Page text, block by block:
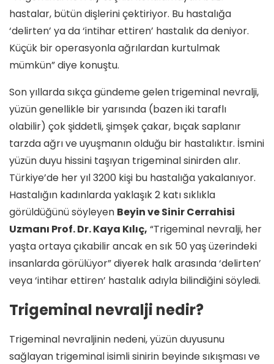
hastalar, bütün dişlerini çektiriyor. Bu hastalığa
‘delirten’ ya da ‘intihar ettiren’ hastalık da deniyor.
Küçük bir operasyonla ağrılardan kurtulmak
mümkün” diye konuştu.
Son yıllarda sıkça gündeme gelentrigeminal nevralji,
yüzün genellikle bir yarısında (bazen iki taraflı
olabilir) çok şiddetli, şimşek çakar, bıçak saplanır
tarzda ağrı ve uyuşmanın olduğu bir hastalıktır. İsmini
yüzün duyu hissini taşıyan trigeminal sinirden alır.
Türkiye’de her yıl 3200 kişi bu hastalığa yakalanıyor.
Hastalığın kadınlarda yaklaşık 2 katı sıklıkla
görüldüğünü söyleyen Beyin ve Sinir Cerrahisi
Uzmanı Prof. Dr. Kaya Kılıç, “Trigeminal nevralji, her
yaşta ortaya çıkabilir ancak en sık 50 yaş üzerindeki
insanlarda görülüyor” diyerek halk arasında ‘delirten’
veya ‘intihar ettiren’ hastalık adıyla bilindiğini söyledi.
Trigeminal nevralji nedir?
Trigeminal nevraljinin nedeni, yüzün duyusunu
sağlayan trigeminal isimli sinirin beyinde sıkışması ve